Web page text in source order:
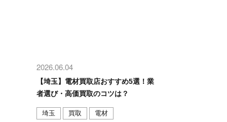
2026.06.04
【埼玉】電材買取店おすすめ5選！業
者選び・高価買取のコツは？
埼玉 買取 電材